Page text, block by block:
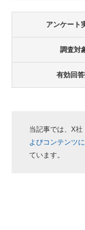
アンケート
調査対
有効回
当記事では、X社
よびコンテンツ
ています。